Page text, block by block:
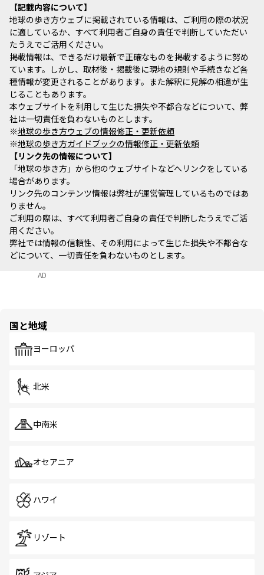
記載内容について
地球の歩き方ウェブに掲載されている情報は、ご利用の際の状況
に適しているか、すべて利用者ご自身の責任で判断していただい
たうえでご活用ください。
掲載情報は、できるだけ最新で正確なものを掲載するように努め
ています。しかし、取材後・掲載後に現地の規則や手続きなど各
種情報が変更されることがあります。また解釈に見解の相違が生
じることもあります。
本ウェブサイトを利用して生じた損失や不都合などについて、弊
社は一切責任を負わないものとします。
※地球の歩き方ウェブの情報修正・更新依頼
※地球の歩き方ガイドブックの情報修正・更新依頼
リンク先の情報について
「地球の歩き方」から他のウェブサイトなどへリンクをしている
場合があります。
リンク先のコンテンツ情報は弊社が運営管理しているものではあ
りません。
ご利用の際は、すべて利用者ご自身の責任で判断したうえでご活
用ください。
弊社では情報の信頼性、その利用によって生じた損失や不都合な
どについて、一切責任を負わないものとします。
AD
国と地域
ヨーロッパ
北米
中南米
オセアニア
ハワイ
リゾート